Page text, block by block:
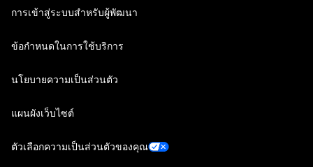
การเข้าสู่ระบบสำหรับผู้พัฒนา
ข้อกำหนดในการใช้บริการ
นโยบายความเป็นส่วนตัว
แผนผังเว็บไซต์
ตัวเลือกความเป็นส่วนตัวของคุณ